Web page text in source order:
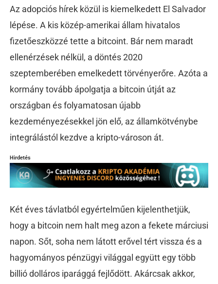
Az adopciós hírek közül is kiemelkedett El Salvador
lépése. A kis közép-amerikai állam hivatalos
fizetőeszközzé tette a bitcoint. Bár nem maradt
ellenérzések nélkül, a döntés 2020
szeptemberében emelkedett törvényerőre. Azóta a
kormány tovább ápolgatja a bitcoin útját az
országban és folyamatosan újabb
kezdeményezésekkel jön elő, az államkötvénybe
integrálástól kezdve a kripto-városon át.
Hirdetés
Két éves távlatból egyértelműen kijelenthetjük,
hogy a bitcoin nem halt meg azon a fekete márciusi
napon. Sőt, soha nem látott erővel tért vissza és a
hagyományos pénzügyi világgal együtt egy több
billió dolláros iparággá fejlődött. Akárcsak akkor,